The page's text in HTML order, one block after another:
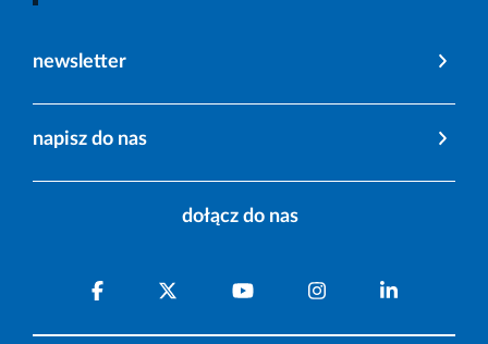
newsletter
napisz do nas
dołącz do nas